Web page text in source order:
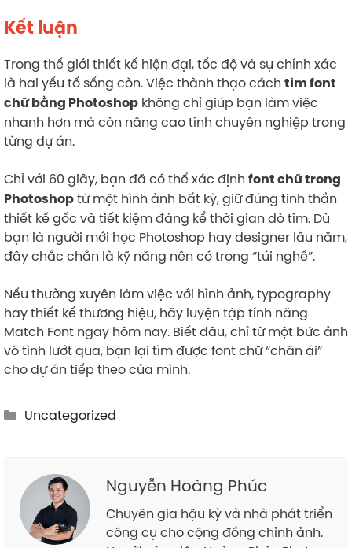
Kết luận
Trong thế giới thiết kế hiện đại, tốc độ và sự chính xác
là hai yếu tố sống còn. Việc thành thạo cách tìm font
chữ bằng Photoshop không chỉ giúp bạn làm việc
nhanh hơn mà còn nâng cao tính chuyên nghiệp trong
từng dự án.
Chỉ với 60 giây, bạn đã có thể xác định font chữ trong
Photoshoptừ một hình ảnh bất kỳ, giữ đúng tinh thần
thiết kế gốc và tiết kiệm đáng kể thời gian dò tìm. Dù
bạn là người mới học Photoshop hay designer lâu năm,
đây chắc chắn là kỹ năng nên có trong “túi nghề”.
Nếu thường xuyên làm việc với hình ảnh, typography
hay thiết kế thương hiệu, hãy luyện tập tính năng
Match Font ngay hôm nay. Biết đâu, chỉ từ một bức ảnh
vô tình lướt qua, bạn lại tìm được font chữ “chân ái”
cho dự án tiếp theo của mình.
Categories
Uncategorized
Nguyễn Hoàng Phúc
Chuyên gia hậu kỳ và nhà phát triển
công cụ cho cộng đồng chỉnh ảnh.